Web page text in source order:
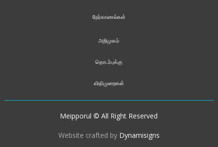
நேர்காணல்கள்
அறிமுகம்
தொடர்புக்கு
விதிமுறைகள்
Meipporul © All Right Reserved
Website crafted by Dynamisigns